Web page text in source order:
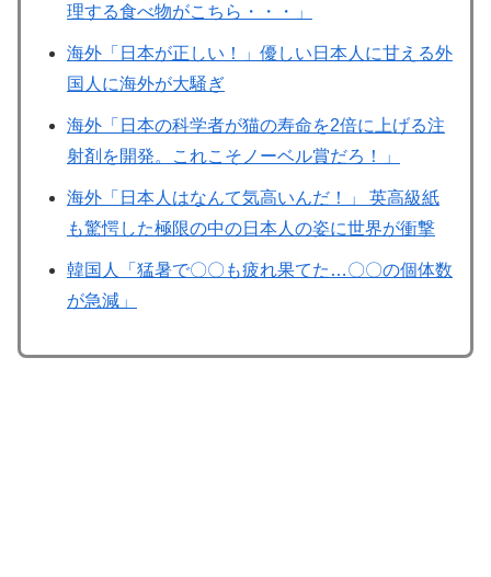
理する食べ物がこちら・・・」
海外「日本が正しい！」優しい日本人に甘える外
国人に海外が大騒ぎ
海外「日本の科学者が猫の寿命を2倍に上げる注
射剤を開発。これこそノーベル賞だろ！」
海外「日本人はなんて気高いんだ！」 英高級紙
も驚愕した極限の中の日本人の姿に世界が衝撃
韓国人「猛暑で〇〇も疲れ果てた…〇〇の個体数
が急減」